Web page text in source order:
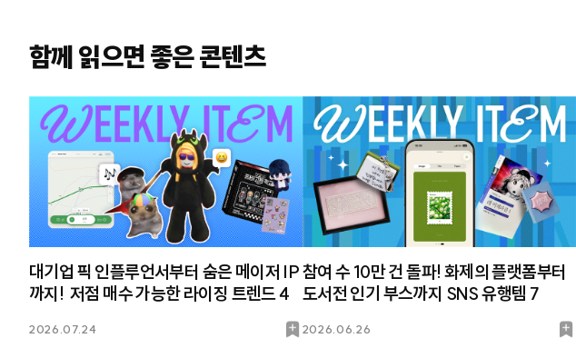
함께 읽으면 좋은 콘텐츠
2026.07.24
북
대기업 픽 인플루언서부터 숨은 메이저 IP
까지! 저점 매수 가능한 라이징 트렌드 4
2026.06.26
북
참여 수 10만 건 돌파! 화제의 플랫폼부터
도서전 인기 부스까지 SNS 유행템 7